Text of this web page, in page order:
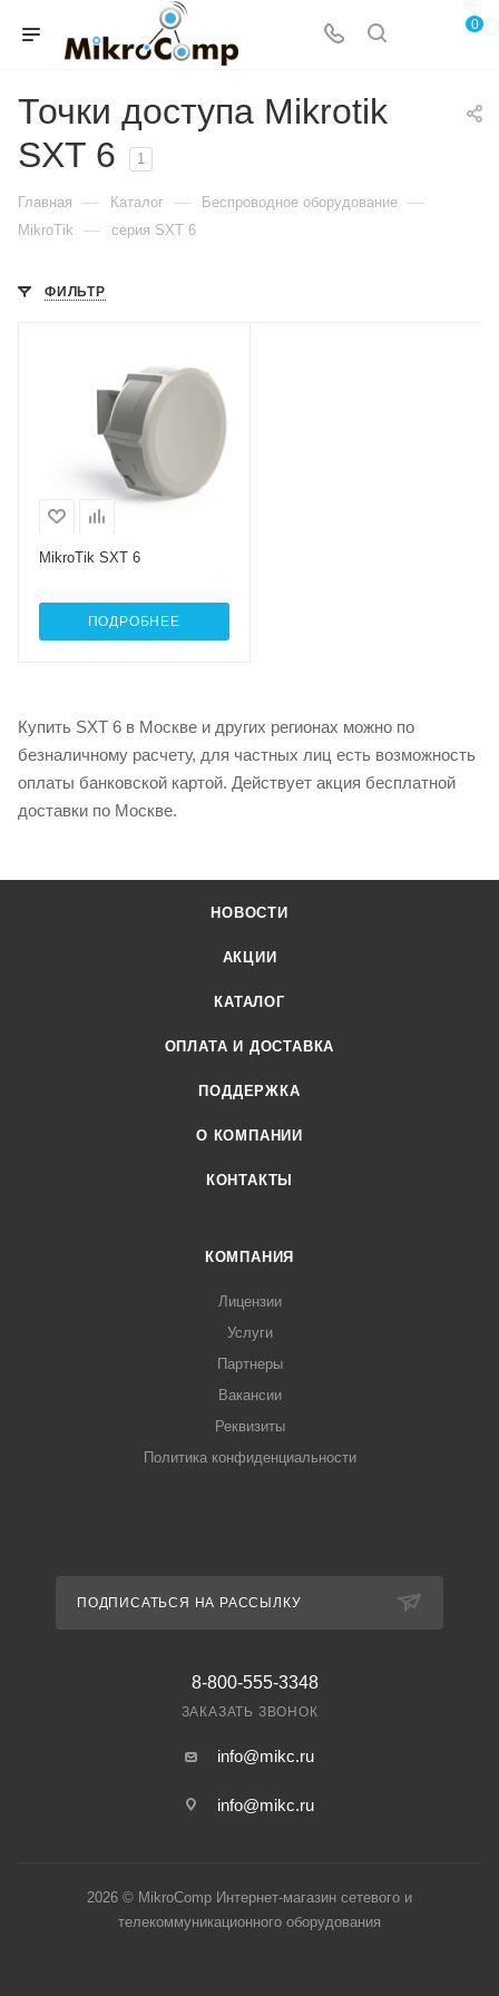
0
Точки доступа Mikrotik
SXT 6
1
Главная — Каталог — Беспроводное оборудование —
MikroTik — серия SXT 6
ФИЛЬТР
интерфейсы
1xGigabit Ethernet
Wi-Fi интерфейсы
5 ГГц 802.11a/n
MIMO2x2
MikroTik SXT 6
ПОДРОБНЕЕ
Купить SXT 6 в Москве и других регионах можно по
безналичному расчету, для частных лиц есть возможность
оплаты банковской картой. Действует акция бесплатной
доставки по Москве.
НОВОСТИ
АКЦИИ
КАТАЛОГ
ОПЛАТА И ДОСТАВКА
ПОДДЕРЖКА
О КОМПАНИИ
КОНТАКТЫ
КОМПАНИЯ
Лицензии
Услуги
Партнеры
Вакансии
Реквизиты
Политика конфиденциальности
ПОДПИСАТЬСЯ НА РАССЫЛКУ
8-800-555-3348
ЗАКАЗАТЬ ЗВОНОК
info@mikc.ru
info@mikc.ru
2026 © MikroComp Интернет-магазин сетевого и
телекоммуникационного оборудования